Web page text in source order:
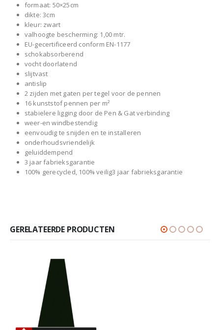
formaat: 50×25cm
dikte: 3cm
kleur: zwart
valhoogte bescherming: 1,00 mtr.
EU-gecertificeerd conform EN-1177
schokabsorberend
vocht doorlatend
slijtvast
antislip
2 zijden met gaten per tegel voor de pennen
16 kunststof pennen per m²
stabielere ligging door de Pen & Gat verbinding
weer-en windbestendig
eenvoudig te snijden en te installeren
onderhoudsvriendelijk
geluiddempend
3 jaar fabrieksgarantie
100% gerecycled, 100% veilig3 jaar fabrieksgarantie
GERELATEERDE PRODUCTEN